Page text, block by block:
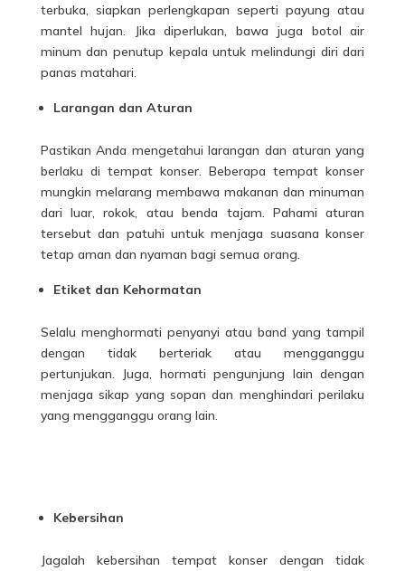
terbuka, siapkan perlengkapan seperti payung atau
mantel hujan. Jika diperlukan, bawa juga botol air
minum dan penutup kepala untuk melindungi diri dari
panas matahari.
Larangan dan Aturan
Pastikan Anda mengetahui larangan dan aturan yang
berlaku di tempat konser. Beberapa tempat konser
mungkin melarang membawa makanan dan minuman
dari luar, rokok, atau benda tajam. Pahami aturan
tersebut dan patuhi untuk menjaga suasana konser
tetap aman dan nyaman bagi semua orang.
Etiket dan Kehormatan
Selalu menghormati penyanyi atau band yang tampil
dengan tidak berteriak atau mengganggu
pertunjukan. Juga, hormati pengunjung lain dengan
menjaga sikap yang sopan dan menghindari perilaku
yang mengganggu orang lain.
Kebersihan
Jagalah kebersihan tempat konser dengan tidak